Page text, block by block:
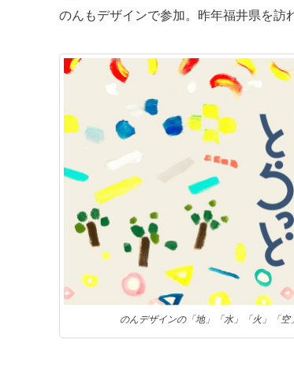
のんもデザインで参加。昨年福井県を訪
のんデザインの「地」「水」「火」「